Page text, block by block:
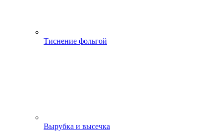
Тиснение фольгой
Вырубка и высечка